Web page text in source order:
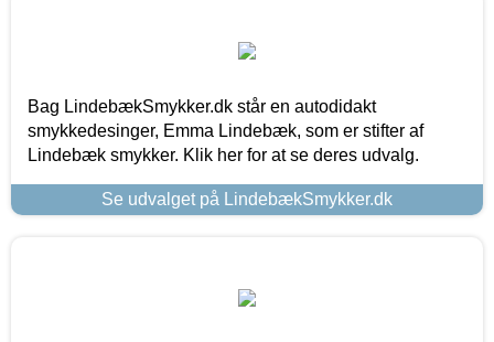
Bag LindebækSmykker.dk står en autodidakt
smykkedesinger, Emma Lindebæk, som er stifter af
Lindebæk smykker. Klik her for at se deres udvalg.
Se udvalget på LindebækSmykker.dk